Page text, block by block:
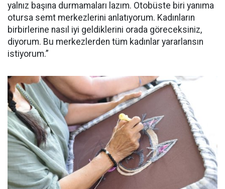
yalnız başına durmamaları lazım. Otobüste biri yanıma
otursa semt merkezlerini anlatıyorum. Kadınların
birbirlerine nasıl iyi geldiklerini orada göreceksiniz,
diyorum. Bu merkezlerden tüm kadınlar yararlansın
istiyorum.”